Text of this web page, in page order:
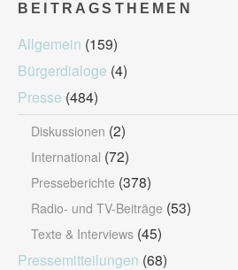
BEITRAGSTHEMEN
Allgemein (159)
Bürgerdialoge (4)
Presse (484)
Diskussionen (2)
International (72)
Presseberichte (378)
Radio- und TV-Beiträge (53)
Texte & Interviews (45)
Pressemitteilungen (68)